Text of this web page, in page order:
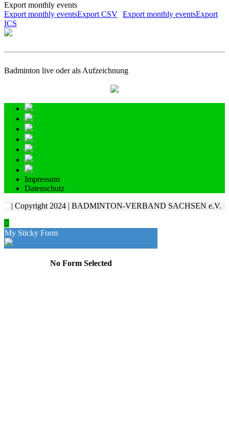
Export monthly events
Export monthly eventsExport CSV Export monthly eventsExport
ICS
Badminton live oder als Aufzeichnung
Impressum
Datenschutz
| Copyright 2024 | BADMINTON-VERBAND SACHSEN e.V.
My Sticky Form
No Form Selected